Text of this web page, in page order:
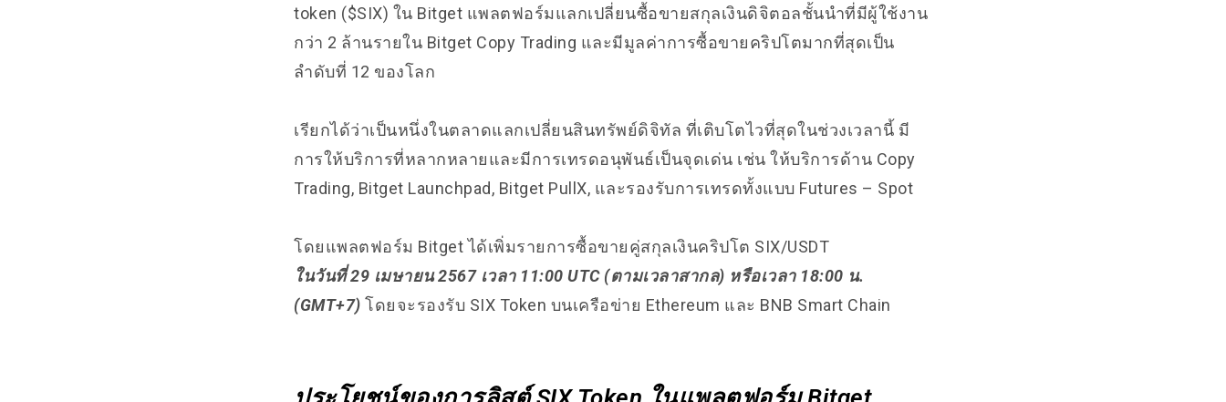
token ($SIX) ใน Bitget แพลตฟอร์มแลกเปลี่ยนซื้อขายสกุลเงินดิจิตอลชั้นนำที่มีผู้ใช้งาน
กว่า 2 ล้านรายใน Bitget Copy Trading และมีมูลค่าการซื้อขายคริปโตมากที่สุดเป็น
ลำดับที่ 12 ของโลก
เรียกได้ว่าเป็นหนึ่งในตลาดแลกเปลี่ยนสินทรัพย์ดิจิทัล ที่เติบโตไวที่สุดในช่วงเวลานี้ มี
การให้บริการที่หลากหลายและมีการเทรดอนุพันธ์เป็นจุดเด่น เช่น ให้บริการด้าน Copy
Trading, Bitget Launchpad, Bitget PullX, และรองรับการเทรดทั้งแบบ Futures – Spot
โดยแพลตฟอร์ม Bitget ได้เพิ่มรายการซื้อขายคู่สกุลเงินคริปโต SIX/USDT
ในวันที่ 29 เมษายน 2567 เวลา 11:00 UTC (ตามเวลาสากล) หรือเวลา 18:00 น.
(GMT+7) โดยจะรองรับ SIX Token บนเครือข่าย Ethereum และ BNB Smart Chain